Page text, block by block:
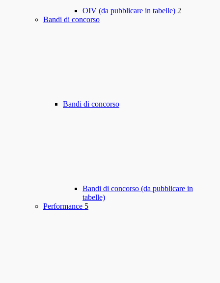
OIV (da pubblicare in tabelle) 2
Bandi di concorso
Bandi di concorso
Bandi di concorso (da pubblicare in
tabelle)
Performance 5